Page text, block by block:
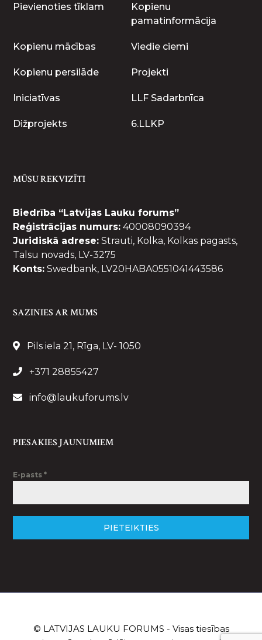
Pievienoties tīklam
Kopienu
pamatinformācija
Kopienu mācības Viedie ciemi
Kopienu persilāde Projekti
Iniciatīvas LLF Sadarbnīca
Dižprojekts 6.LLKP
MŪSU REKVIZĪTI
Biedrība “Latvijas Lauku forums”
Reģistrācijas numurs: 40008090394
Juridiskā adrese: Strauti, Kolka, Kolkas pagasts,
Talsu novads, LV-3275
Konts: Swedbank, LV20HABA0551041443586
SAZINIES AR MUMS
Pils iela 21, Rīga, LV- 1050
+371 28855427
info@laukuforums.lv
PIESAKIES JAUNUMIEM
E-pasts*
PIETEIKTIES
© LATVIJAS LAUKU FORUMS - Visas tiesības